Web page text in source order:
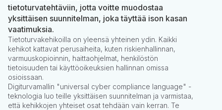
tietoturvatehtäviin, jotta voitte muodostaa
yksittäisen suunnitelman, joka täyttää ison kasan
vaatimuksia.
Tietoturvakehikoilla on yleensä yhteinen ydin. Kaikki
kehikot kattavat perusaiheita, kuten riskienhallinnan,
varmuuskopioinnin, haittaohjelmat, henkilöstön
tietoisuuden tai käyttöoikeuksien hallinnan omissa
osioissaan.
Digiturvamallin "universal cyber compliance language" -
teknologia luo teille yksittäisen suunnitelman ja varmistaa,
että kehikkojen yhteiset osat tehdään vain kerran. Te